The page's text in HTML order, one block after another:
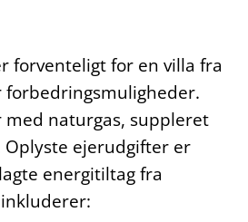
forventeligt for en villa fra
forbedringsmuligheder.
med naturgas, suppleret
ejerudgifter er
energitiltag fra